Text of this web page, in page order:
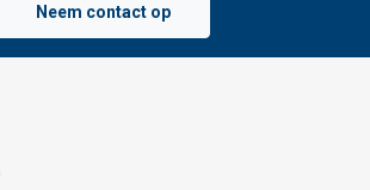
Neem contact op